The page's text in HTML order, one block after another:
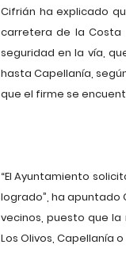
Cifrián ha explicado
carretera de la Costa
seguridad en la vía,
hasta Capellanía,
que el firme se
“El Ayuntamiento
logrado”, ha
vecinos, puesto que
Los Olivos, Capellanía o